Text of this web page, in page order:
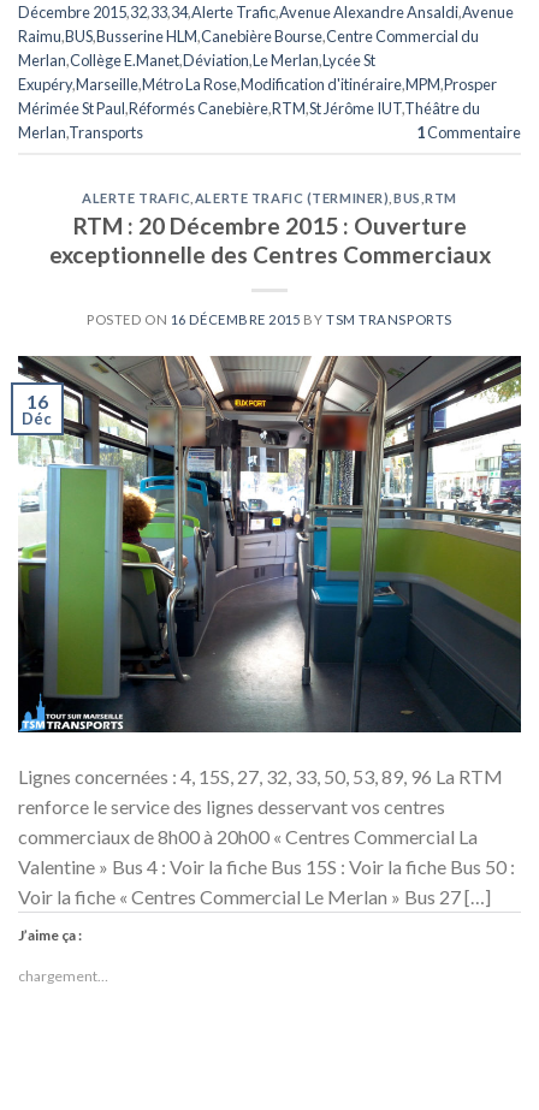
Décembre 2015,32,33,34,Alerte Trafic,Avenue Alexandre Ansaldi,Avenue
Raimu,BUS,Busserine HLM,Canebière Bourse,Centre Commercial du
Merlan,Collège E.Manet,Déviation,Le Merlan,Lycée St
Exupéry,Marseille,Métro La Rose,Modification d'itinéraire,MPM,Prosper
Mérimée St Paul,Réformés Canebière,RTM,St Jérôme IUT,Théâtre du
Merlan,Transports 1Commentaire
ALERTE TRAFIC ALERTE TRAFIC (TERMINER) BUS ,RTM
RTM : 20 Décembre 2015 : Ouverture
exceptionnelle des Centres Commerciaux
POSTED ON 16 DÉCEMBRE 2015 BY TSM TRANSPORTS
16
Déc
Lignes concernées : 4, 15S, 27, 32, 33, 50, 53, 89, 96 La RTM
renforce le service des lignes desservant vos centres
commerciaux de 8h00 à 20h00 « Centres Commercial La
Valentine » Bus 4 : Voir la fiche Bus 15S : Voir la fiche Bus 50 :
Voir la fiche « Centres Commercial Le Merlan » Bus 27 […]
J’aime ça :
chargement…